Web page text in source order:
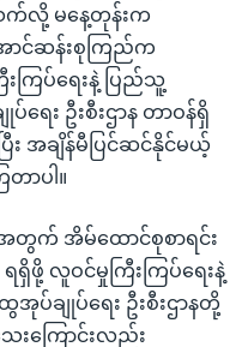
က်လို့ မနေ့တုန်းက
ာင်ဆန်းစုကြည်က
ကြပ်ရေးနဲ့ ပြည်သူ့
ရေး ဦးစီးဌာန တာဝန်ရှိ
အချိန်မီပြင်ဆင်နိုင်မယ့်
ာပါ။
က် အိမ်ထောင်စုစာရင်း
ရှိဖို့ လူဝင်မှုကြီးကြပ်ရေးနဲ့
အုပ်ချုပ်ရေး ဦးစီးဌာနတို့
းကြောင်းလည်း